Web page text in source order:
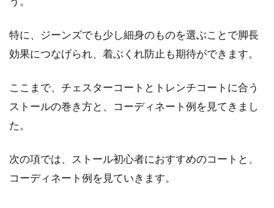
特に、ジーンズでも少し細身のものを選ぶことで脚長
効果につなげられ、着ぶくれ防止も期待ができます。
ここまで、チェスターコートとトレンチコートに合う
ストールの巻き方と、コーディネート例を見てきまし
た。
次の項では、ストール初心者におすすめのコートと、
コーディネート例を見ていきます。